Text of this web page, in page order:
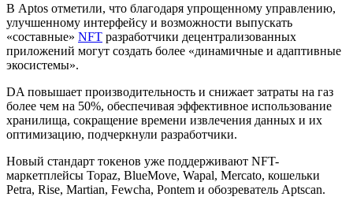
В Aptos отметили, что благодаря упрощенному управлению,
улучшенному интерфейсу и возможности выпускать
«составные» NFT разработчики децентрализованных
приложений могут создать более «динамичные и адаптивные
экосистемы».
DA повышает производительность и снижает затраты на газ
более чем на 50%, обеспечивая эффективное использование
хранилища, сокращение времени извлечения данных и их
оптимизацию, подчеркнули разработчики.
Новый стандарт токенов уже поддерживают NFT-
маркетплейсы Topaz, BlueMove, Wapal, Mercato, кошельки
Petra, Rise, Martian, Fewcha, Pontem и обозреватель Aptscan.